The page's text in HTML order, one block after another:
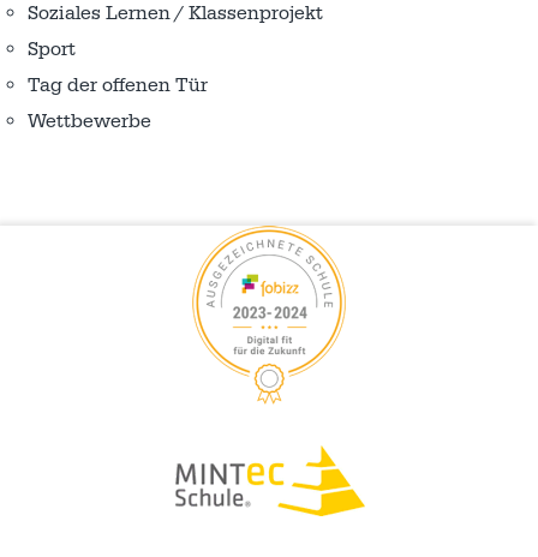
Soziales Lernen / Klassenprojekt
Sport
Tag der offenen Tür
Wettbewerbe